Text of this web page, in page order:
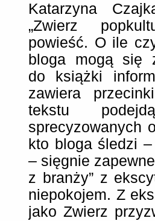
Katarzyna
„Zwierz
powieść. O ile
bloga mogą się
do książki
zawiera
tekstu
sprecyzowanych
kto bloga śledzi
– sięgnie
z branży” z
niepokojem. Z
jako Zwierz